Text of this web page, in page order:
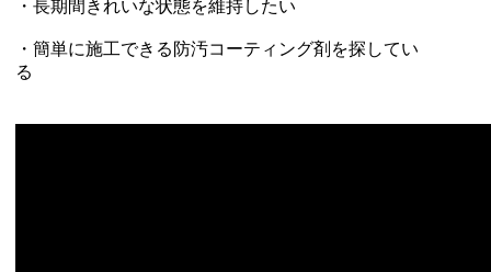
・長期間きれいな状態を維持したい
・簡単に施工できる防汚コーティング剤を探してい
る